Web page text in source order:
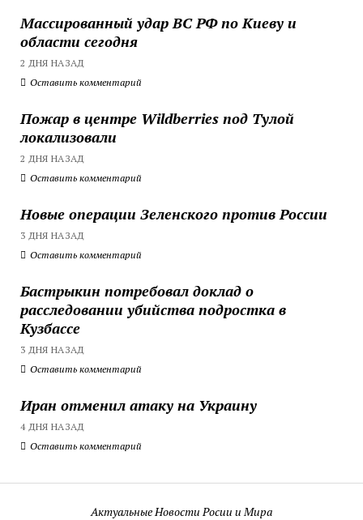
Массированный удар ВС РФ по Киеву и
области сегодня
2 ДНЯ НАЗАД
Оставить комментарий
Пожар в центре Wildberries под Тулой
локализовали
2 ДНЯ НАЗАД
Оставить комментарий
Новые операции Зеленского против России
3 ДНЯ НАЗАД
Оставить комментарий
Бастрыкин потребовал доклад о
расследовании убийства подростка в
Кузбассе
3 ДНЯ НАЗАД
Оставить комментарий
Иран отменил атаку на Украину
4 ДНЯ НАЗАД
Оставить комментарий
Актуальные Новости Росии и Мира